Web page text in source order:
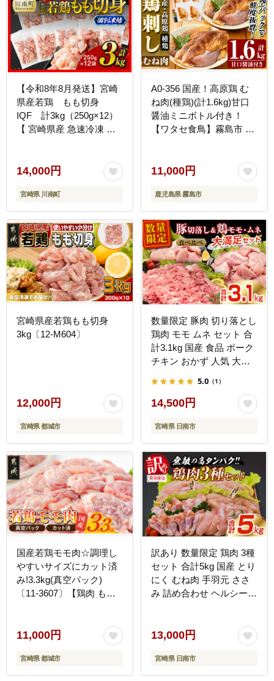
【令和8年8月発送】宮崎
県産若鶏 もも切身
IQF 計3kg（250g×12）
【 宮崎県産 急速冷凍 瞬
大容量 宮崎県 川南町 送
料無料 】 [C12014r808]
14,000円
宮崎県 川南町
A0-356 国産！高原鶏 む
ね肉(種鶏)(計1.6kg)甘口
醤油ミニボトル付き！
【ワタセ食鳥】霧島市 肉
キ 刺身 真空パック 急速
冷凍 ヘルシー ダイエット
九州産 たんぱく質 プロテ
イン
11,000円
鹿児島県 霧島市
宮崎県産若鶏もも切身
3kg〔12-M604〕
12,000円
宮崎県 都城市
数量限定 豚肉 切り落とし
鶏肉 モモ ムネ セット 合
計3.1kg 国産 食品 ポーク
チキン おかず 人気 大容
げ 炒め物 お弁当 おつま
み 詰め合わせ 食べ比べ
小分け 便利 おすすめ グ
ルメ お取り寄せ おすそ分
け 宮崎県 日南市 送料無
料_BDV2-26
5.0 （1）
14,500円
宮崎県 日南市
国産若鶏モモ肉☆調理し
やすいサイズにカット済
み!3.3kg(真空パック)
〔11-3607〕【鶏肉 もも
11,000円
宮崎県 都城市
訳あり 数量限定 鶏肉 3種
セット 合計5kg 国産 とり
にく むね肉 手羽元 ささ
み 詰め合わせ ヘルシー
簡単調理 から揚げ チキン
南蛮 サラダ 炒め物 万能
食材 便利 大容量 まとめ
買い ストック 冷凍 宮崎
13,000円
宮崎県 日南市